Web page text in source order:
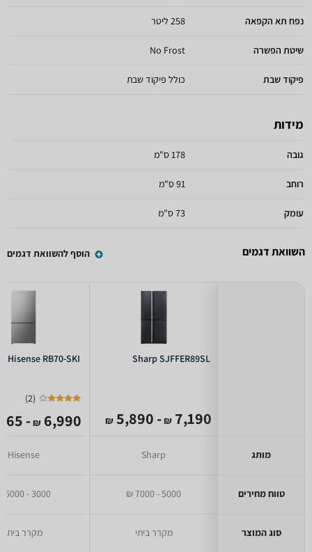
נפח תא הקפאה 258 ליטר
שיטת הפשרה No Frost
פיקוד שבת כולל פיקוד שבת
מידות
גובה 178 ס"מ
רוחב 91 ס"מ
עומק 73 ס"מ
השוואת דגמים הוסף להשוואת דגמים
מותג
טווח מחירים
סוג המוצר
Sharp SJFFER89SL
7,190
₪
- 5,890
₪
Sharp
5000 - 7000 ₪
מקרר ביתי
Hisense RB70-SKI
(
2
)
6,990
₪
- 4,065
Hisense
3000 - 5000 ₪
מקרר ביתי